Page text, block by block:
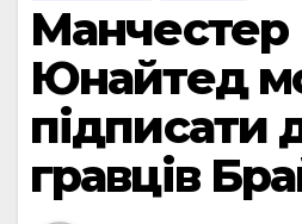
Манчестер
Юнайтед
підписати
гравців